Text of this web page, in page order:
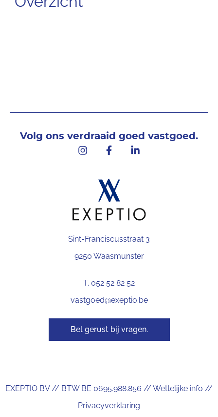
Volg ons verdraaid goed vastgoed.
Sint-Franciscusstraat 3
9250 Waasmunster
T. 052 52 82 52
vastgoed@exeptio.be
Bel gerust bij vragen.
EXEPTIO BV // BTW BE 0695.988.856 // Wettelijke info //
Privacyverklaring